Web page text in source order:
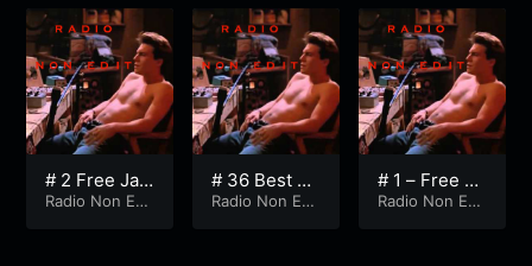
# 2 Free Jaz
z Vol.2
Radio Non Edi
# 36 Best of
festival Bale
Radio Non Edi
# 1 – Free Ja
zz
Radio Non Edi